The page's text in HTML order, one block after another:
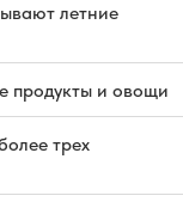
летние
продукты и овощи
трех